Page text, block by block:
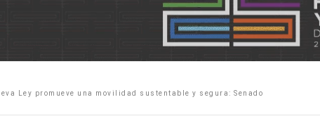
Ley promueve una movilidad sustentable y segura: Senado